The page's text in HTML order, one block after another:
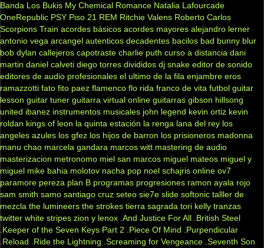
Banda Los Bukis My Chemical Romance Natalia Lafourcade
OneRepublic PSY Piso 21 REM Ritchie Valens Roberto Carlos
Scorpions Train acordes básicos acordes mayores alejandro lerner
antonio vega arcangel autenticos decadentes bacilos bad bunny blur
bob dylan callejeros capotraste charlie puth curso a distancia dani
martin daniel calveti diego torres divididos dj snake editor de sonido
editores de audio profesionales el ultimo de la fila enjambre eros
ramazzotti fato fito paez flamenco flo rida franco de vita futbol guitar
lesson guitar tuner guitarra virtual online guitarras gibson hillsong
united ibanez instrumentos musicales john legend kevin ortiz kevin
roldan kings of leon la quinta estación la renga lana del rey los
angeles azules los gfez los hijos de barron los prisioneros madonna
manu chao marcela gandara marcos witt mastering de audio
masterizacion metronomo miel san marcos miguel mateos miguel y
miguel mike bahia molotov nacha pop noel schajris online ov7
paramore pereza plan B programas progresiones ramon ayala rojo
sam smith samo santiago cruz seteo sie7e slide softonic talller de
mezcla the lumineers the strokes tierra sagrada tori kelly tranzas
twitter white stripes zion y lenox .And Justice For All .British Steel
.Keeper of the Seven Keys Part 2
.Piece Of Mind
.Purpendicular
.Reload
.Ride the Lightning .Screaming for Vengeance .Seventh Son